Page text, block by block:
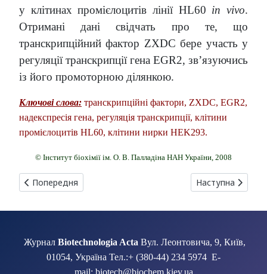
у клітинах промієлоцитів лінії HL60 in vivo.
Отримані дані свідчать про те, що
транскрипційний фактор ZXDC бере участь у
регуляції транскрипції гена EGR2, зв’язуючись
із його промоторною ділянкою.
Ключові слова: транскрипційні фактори, ZXDC, EGR2,
надекспресія гена, регуляція транскрипції, клітини
промієлоцитів HL60, клітини нирки HEK293.
© Інститут біохімії ім. О. В. Палладіна НАН України, 2008
Попередня стаття: БІОФОРТИФІКАЦІЯ
Попередня Наступна
Наступна
Журнал Biotechnologia Acta Вул. Леонтовича, 9, Київ,
01054, Україна Тел.:+ (380-44) 234 5974 E-
mail: biotech@biochem.kiev.ua